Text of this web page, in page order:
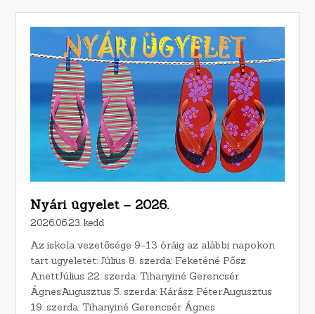
Nyári ügyelet – 2026.
2026.06.23. kedd
Az iskola vezetősége 9-13 óráig az alábbi napokon
tart ügyeletet: Július 8. szerda: Feketéné Pősz
AnettJúlius 22. szerda: Tihanyiné Gerencsér
ÁgnesAugusztus 5. szerda: Kárász PéterAugusztus
19. szerda: Tihanyiné Gerencsér Ágnes